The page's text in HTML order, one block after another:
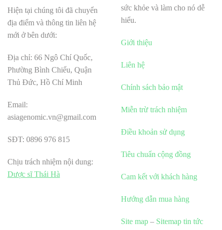
Hiện tại chúng tôi đã chuyển
địa điểm và thông tin liên hệ
mới ở bên dưới:
Địa chỉ: 66 Ngô Chí Quốc,
Phường Bình Chiểu, Quận
Thủ Đức, Hồ Chí Minh
Email:
asiagenomic.vn@gmail.com
SĐT: 0896 976 815
Chịu trách nhiệm nội dung:
Dược sĩ Thái Hà
sức khỏe và làm cho nó dễ
hiểu.
Giới thiệu
Liên hệ
Chính sách bảo mật
Miễn trừ trách nhiệm
Điều khoản sử dụng
Tiêu chuẩn cộng đồng
Cam kết với khách hàng
Hướng dẫn mua hàng
Site map – Sitemap tin tức